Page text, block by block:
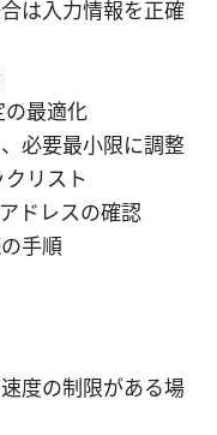
は入力情報を正確
の最適化
必要最小限に調整
リスト
ドレスの確認
手順
度の制限がある場